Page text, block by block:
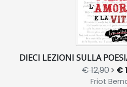
DIECI LEZIONI SULLA
€ 12,90 €
Friot